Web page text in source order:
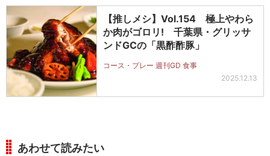
【推しメシ】Vol.154 極上やわら
か肉がゴロリ! 千葉県・グリッサ
ンドGCの「黒酢酢豚」
コース・プレー 週刊GD 食事
2025.12.13
あわせて読みたい